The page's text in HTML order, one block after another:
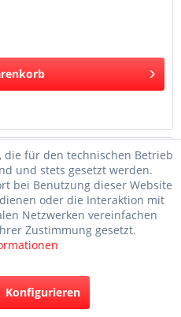
die für den technischen Betrieb
und stets gesetzt werden.
bei Benutzung dieser Website
oder die Interaktion mit
Netzwerken vereinfachen
Zustimmung gesetzt.
Konfigurieren